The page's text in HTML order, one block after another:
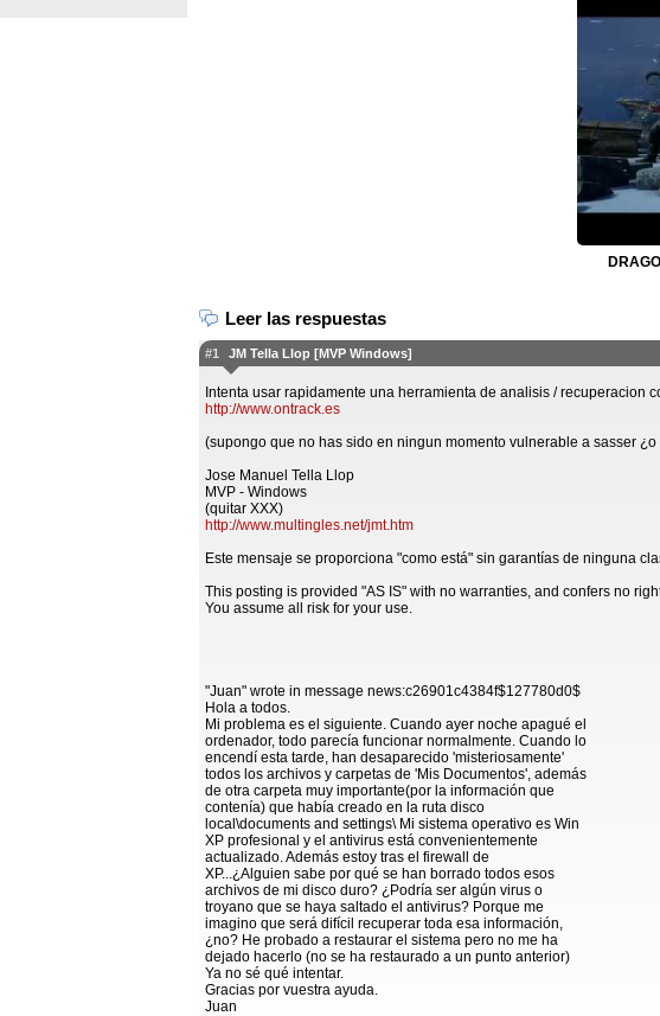
Leer las respuestas
#1 JM Tella Llop [MVP Windows]
Intenta usar rapidamente una herramienta de analisis / recuperacion
http://www.ontrack.es
(supongo que no has sido en ningun momento vulnerable a sasser ¿o
Jose Manuel Tella Llop
MVP - Windows
(quitar XXX)
http://www.multingles.net/jmt.htm
Este mensaje se proporciona "como está" sin garantías de ninguna
This posting is provided "AS IS" with no warranties, and confers no
You assume all risk for your use.
"Juan" wrote in message news:c26901c4384f$127780d0$
Hola a todos.
Mi problema es el siguiente. Cuando ayer noche apagué el
ordenador, todo parecía funcionar normalmente. Cuando lo
encendí esta tarde, han desaparecido 'misteriosamente'
todos los archivos y carpetas de 'Mis Documentos', además
de otra carpeta muy importante(por la información que
contenía) que había creado en la ruta disco
local\documents and settings\ Mi sistema operativo es Win
XP profesional y el antivirus está convenientemente
actualizado. Además estoy tras el firewall de
XP...¿Alguien sabe por qué se han borrado todos esos
archivos de mi disco duro? ¿Podría ser algún virus o
troyano que se haya saltado el antivirus? Porque me
imagino que será difícil recuperar toda esa información,
¿no? He probado a restaurar el sistema pero no me ha
dejado hacerlo (no se ha restaurado a un punto anterior)
Ya no sé qué intentar.
Gracias por vuestra ayuda.
Juan